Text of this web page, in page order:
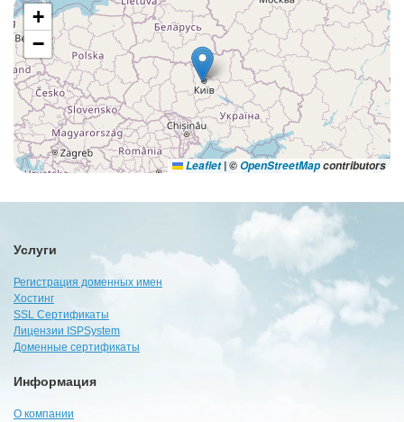
+
−
Leaflet |©OpenStreetMapcontributors
Услуги
Регистрация доменных имен
Хостинг
SSL Сертификаты
Лицензии ISPSystem
Доменные сертификаты
Информация
О компании